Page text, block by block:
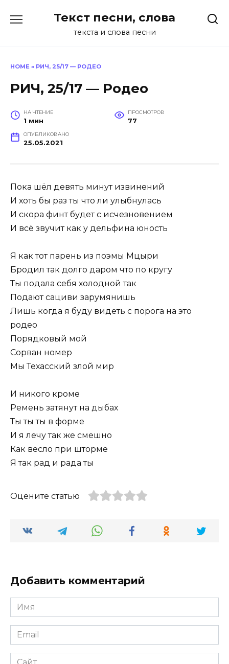
Текст песни, слова
текста и слова песни
HOME » РИЧ, 25/17 — РОДЕО
РИЧ, 25/17 — Родео
НА ЧТЕНИЕ
1 мин
ПРОСМОТРОВ
77
ОПУБЛИКОВАНО
25.05.2021
Пока шёл девять минут извинений
И хоть бы раз ты что ли улыбнулась
И скора финт будет с исчезновением
И всё звучит как у дельфина юность
Я как тот парень из поэмы Мцыри
Бродил так долго даром что по кругу
Ты подала себя холодной так
Подают сациви зарумянишь
Лишь когда я буду видеть с порога на это
родео
Порядковый мой
Сорван номер
Мы Техасский злой мир
И никого кроме
Ремень затянут на дыбах
Ты ты ты в форме
И я лечу так же смешно
Как весло при шторме
Я так рад и рада ты
Оцените статью
Добавить комментарий
Имя
*
Email
*
Сайт